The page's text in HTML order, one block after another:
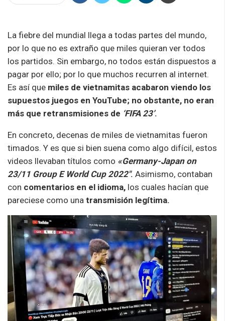
La fiebre del mundial llega a todas partes del mundo,
por lo que no es extraño que miles quieran ver todos
los partidos. Sin embargo, no todos están dispuestos a
pagar por ello; por lo que muchos recurren al internet.
Es así que miles de vietnamitas acabaron viendo los
supuestos juegos en YouTube; no obstante, no eran
más que retransmisiones de ‘FIFA 23’.
En concreto, decenas de miles de vietnamitas fueron
timados. Y es que si bien suena como algo difícil, estos
videos llevaban títulos como «Germany-Japan on
23/11 Group E World Cup 2022″. Asimismo, contaban
con comentarios en el idioma, los cuales hacían que
pareciese como una transmisión legítima.